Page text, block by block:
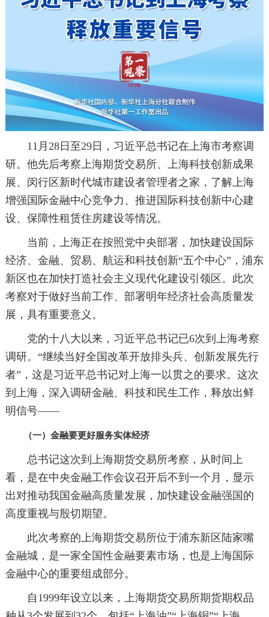
11月28日至29日，习近平总书记在上海市考察调
研。他先后考察上海期货交易所、上海科技创新成果
展、闵行区新时代城市建设者管理者之家，了解上海
增强国际金融中心竞争力、推进国际科技创新中心建
设、保障性租赁住房建设等情况。
当前，上海正在按照党中央部署，加快建设国际
经济、金融、贸易、航运和科技创新“五个中心”，浦东
新区也在加快打造社会主义现代化建设引领区。此次
考察对于做好当前工作、部署明年经济社会高质量发
展，具有重要意义。
党的十八大以来，习近平总书记已6次到上海考察
调研。“继续当好全国改革开放排头兵、创新发展先行
者”，这是习近平总书记对上海一以贯之的要求。这次
到上海，深入调研金融、科技和民生工作，释放出鲜
明信号——
（一）金融要更好服务实体经济
总书记这次到上海期货交易所考察，从时间上
看，是在中央金融工作会议召开后不到一个月，显示
出对推动我国金融高质量发展，加快建设金融强国的
高度重视与殷切期望。
此次考察的上海期货交易所位于浦东新区陆家嘴
金融城，是一家全国性金融要素市场，也是上海国际
金融中心的重要组成部分。
自1999年设立以来，上海期货交易所期货期权品